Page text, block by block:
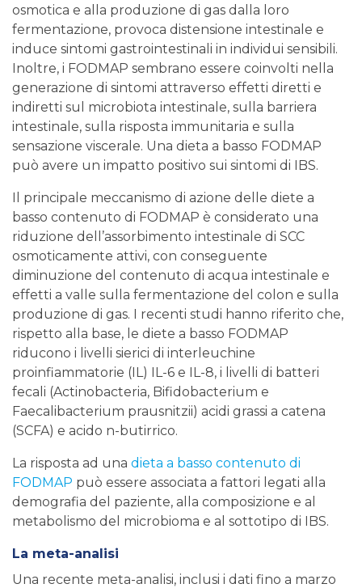
osmotica e alla produzione di gas dalla loro
fermentazione, provoca distensione intestinale e
induce sintomi gastrointestinali in individui sensibili.
Inoltre, i FODMAP sembrano essere coinvolti nella
generazione di sintomi attraverso effetti diretti e
indiretti sul microbiota intestinale, sulla barriera
intestinale, sulla risposta immunitaria e sulla
sensazione viscerale. Una dieta a basso FODMAP
può avere un impatto positivo sui sintomi di IBS.
Il principale meccanismo di azione delle diete a
basso contenuto di FODMAP è considerato una
riduzione dell’assorbimento intestinale di SCC
osmoticamente attivi, con conseguente
diminuzione del contenuto di acqua intestinale e
effetti a valle sulla fermentazione del colon e sulla
produzione di gas. I recenti studi hanno riferito che,
rispetto alla base, le diete a basso FODMAP
riducono i livelli sierici di interleuchine
proinfiammatorie (IL) IL-6 e IL-8, i livelli di batteri
fecali (Actinobacteria, Bifidobacterium e
Faecalibacterium prausnitzii) acidi grassi a catena
(SCFA) e acido n-butirrico.
La risposta ad una dieta a basso contenuto di
FODMAP può essere associata a fattori legati alla
demografia del paziente, alla composizione e al
metabolismo del microbioma e al sottotipo di IBS.
La meta-analisi
Una recente meta-analisi, inclusi i dati fino a marzo